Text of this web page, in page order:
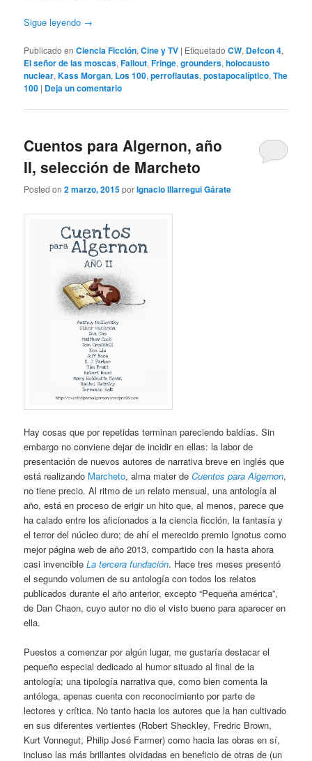
Sigue leyendo →
Publicado en Ciencia Ficción,Cine y TV | Etiquetado CW, Defcon 4,
El señor de las moscas,Fallout,Fringe,grounders,holocausto
nuclear,Kass Morgan, Los 100,perroflautas,postapocalíptico,The
100 | Deja un comentario
Cuentos para Algernon, año
II, selección de Marcheto
Posted on2 marzo, 2015porIgnacio Illarregui Gárate
Hay cosas que por repetidas terminan pareciendo baldías. Sin
embargo no conviene dejar de incidir en ellas: la labor de
presentación de nuevos autores de narrativa breve en inglés que
está realizando Marcheto, alma mater deCuentos para Algernon,
no tiene precio. Al ritmo de un relato mensual, una antología al
año, está en proceso de erigir un hito que, al menos, parece que
ha calado entre los aficionados a la ciencia ficción, la fantasía y
el terror del núcleo duro; de ahí el merecido premio Ignotus como
mejor página web de año 2013, compartido con la hasta ahora
casi invencibleLa tercera fundación. Hace tres meses presentó
el segundo volumen de su antología con todos los relatos
publicados durante el año anterior, excepto “Pequeña américa”,
de Dan Chaon, cuyo autor no dio el visto bueno para aparecer en
ella.
Puestos a comenzar por algún lugar, me gustaría destacar el
pequeño especial dedicado al humor situado al final de la
antología; una tipología narrativa que, como bien comenta la
antóloga, apenas cuenta con reconocimiento por parte de
lectores y crítica. No tanto hacia los autores que la han cultivado
en sus diferentes vertientes (Robert Sheckley, Fredric Brown,
Kurt Vonnegut, Philip José Farmer) como hacia las obras en sí,
incluso las más brillantes olvidadas en beneficio de otras de (un